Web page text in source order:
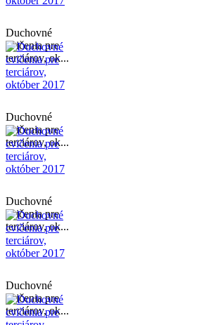
Duchovné
cvičenia pre
terciárov, ok...
Duchovné
cvičenia pre
terciárov, ok...
Duchovné
cvičenia pre
terciárov, ok...
Duchovné
cvičenia pre
terciárov, ok...